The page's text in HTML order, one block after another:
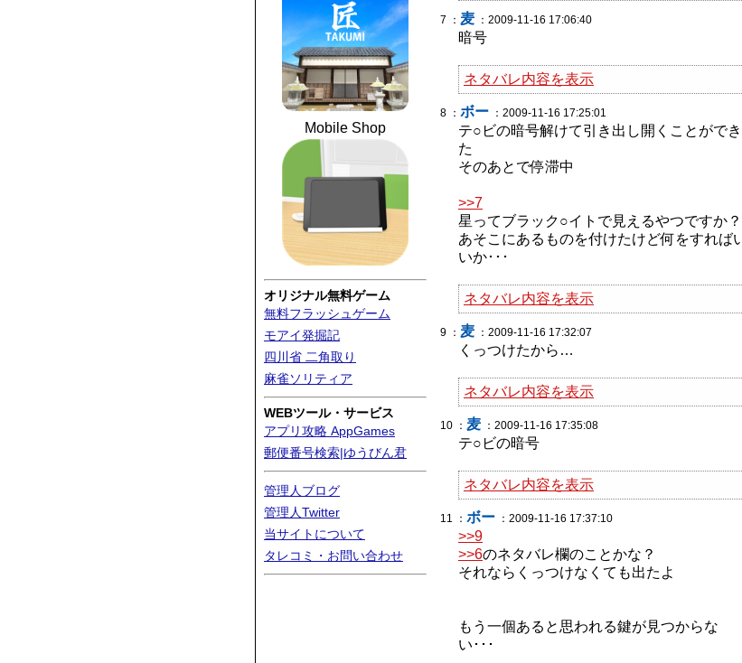
Mobile Shop
オリジナル無料ゲーム
無料フラッシュゲーム
モアイ発掘記
四川省 二角取り
麻雀ソリティア
WEBツール・サービス
アプリ攻略 AppGames
郵便番号検索|ゆうびん君
管理人ブログ
管理人Twitter
当サイトについて
タレコミ・お問い合わせ
7 ： 麦 ：2009-11-16 17:06:40
暗号
ネタバレ内容を表示
8 ： ボー ：2009-11-16 17:25:01
テ○ビの暗号解けて引き出し開くことができ
た
そのあとで停滞中
>>7
星ってブラック○イトで見えるやつですか？
あそこにあるものを付けたけど何をすれば
いか･･･
ネタバレ内容を表示
9 ： 麦 ：2009-11-16 17:32:07
くっつけたから…
ネタバレ内容を表示
10 ： 麦 ：2009-11-16 17:35:08
テ○ビの暗号
ネタバレ内容を表示
11 ： ボー ：2009-11-16 17:37:10
>>9
>>6のネタバレ欄のことかな？
それならくっつけなくても出たよ
もう一個あると思われる鍵が見つからな
い･･･